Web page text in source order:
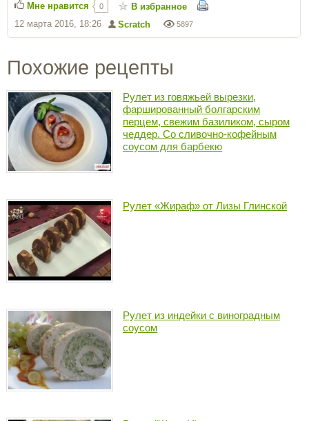
5897
Scratch
12 марта 2016, 18:26
Мне нравится 0 В избранное
Похожие рецепты
Рулет из говяжьей вырезки,
фаршированный болгарским
перцем, свежим базиликом, сыром
чеддер. Со сливочно-кофейным
соусом для барбекю
Рулет «Жираф» от Лизы Глинской
Рулет из индейки с виноградным
соусом